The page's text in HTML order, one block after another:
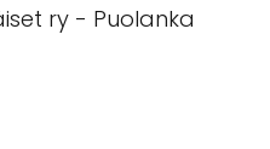
ry - Puolanka